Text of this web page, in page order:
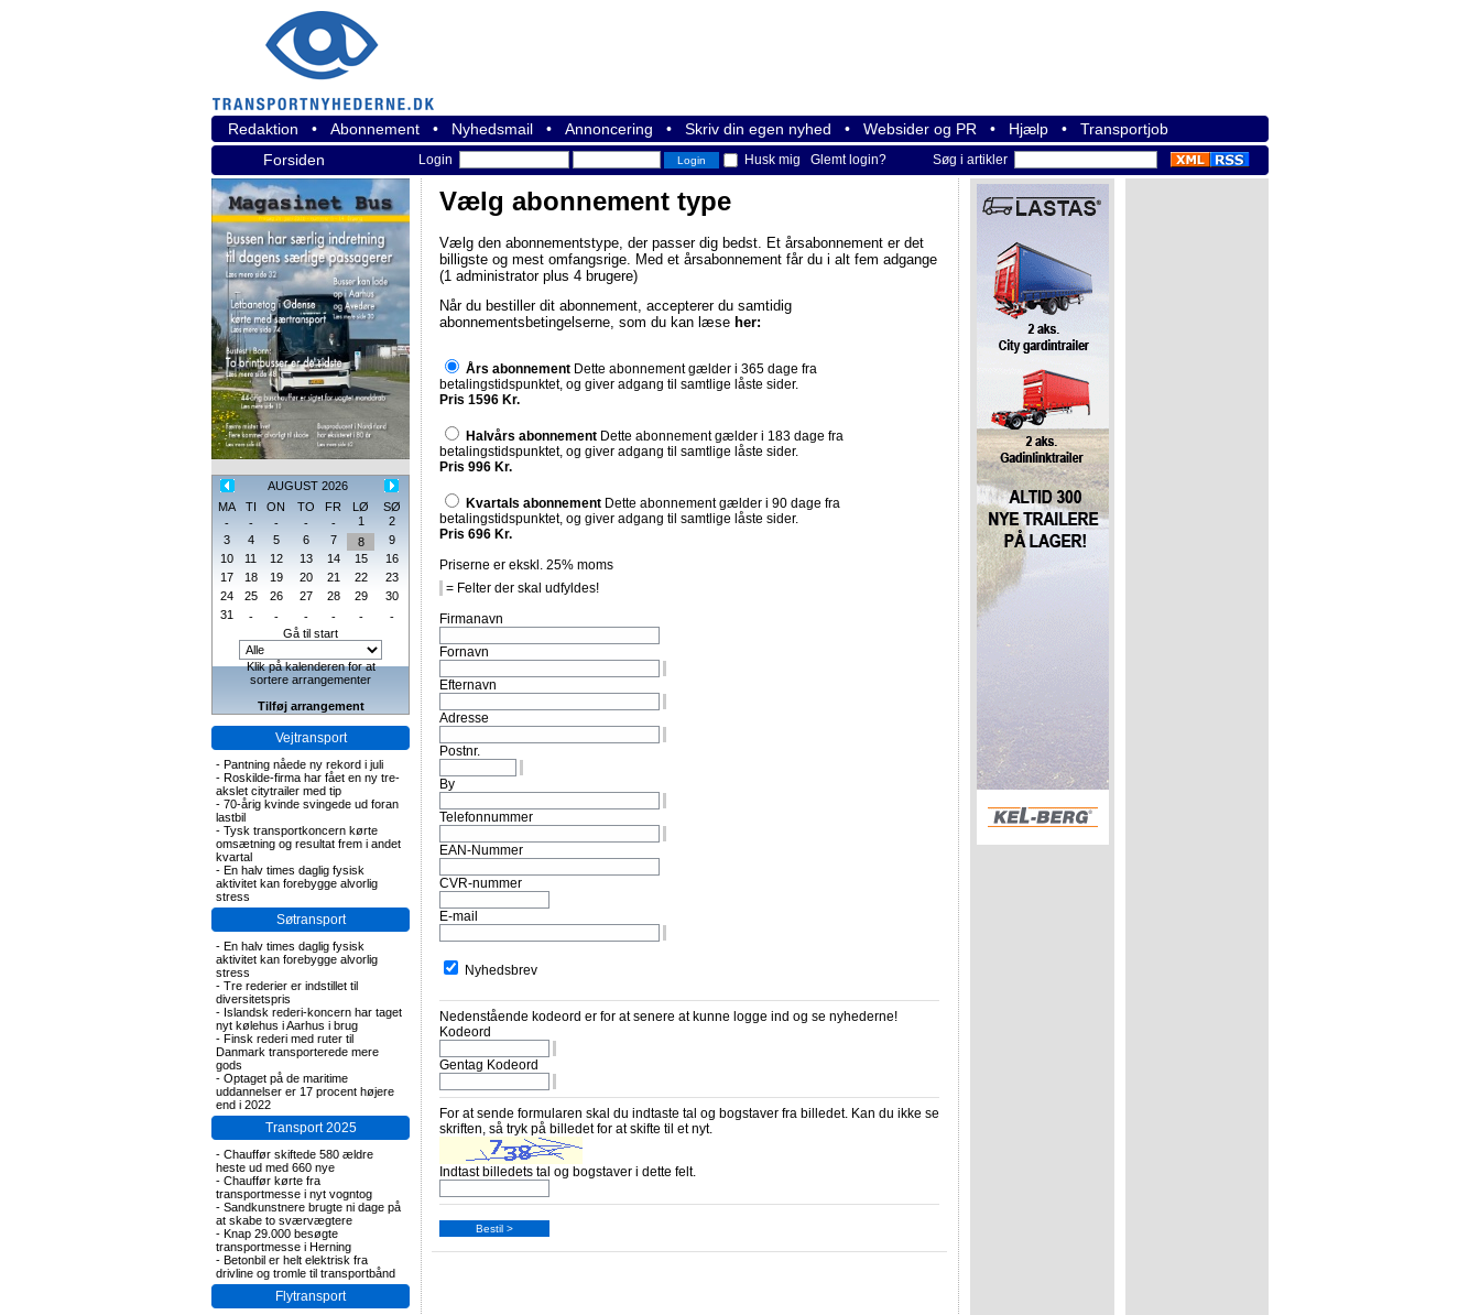
Redaktion • Abonnement • Nyhedsmail • Annoncering • Skriv din egen nyhed • Websider og PR • Hjælp • Transportjob
Forsiden
Login Husk mig Glemt login? Søg i artikler
AUGUST 2026
MA
TI ON TO FR LØ
SØ
-
- - - - 1
2
3
4 5 6 7 8
9
10
11 12 13 14 15
16
17
18 19 20 21 22
23
24
25 26 27 28 29
30
31
- - - - -
-
Gå til start
Klik på kalenderen for at
sortere arrangementer
Tilføj arrangement
Vejtransport
- Pantning nåede ny rekord i juli
- Roskilde-firma har fået en ny tre-
akslet citytrailer med tip
- 70-årig kvinde svingede ud foran
lastbil
- Tysk transportkoncern kørte
omsætning og resultat frem i andet
kvartal
- En halv times daglig fysisk
aktivitet kan forebygge alvorlig
stress
Søtransport
- En halv times daglig fysisk
aktivitet kan forebygge alvorlig
stress
- Tre rederier er indstillet til
diversitetspris
- Islandsk rederi-koncern har taget
nyt kølehus i Aarhus i brug
- Finsk rederi med ruter til
Danmark transporterede mere
gods
- Optaget på de maritime
uddannelser er 17 procent højere
end i 2022
Transport 2025
- Chauffør skiftede 580 ældre
heste ud med 660 nye
- Chauffør kørte fra
transportmesse i nyt vogntog
- Sandkunstnere brugte ni dage på
at skabe to sværvægtere
- Knap 29.000 besøgte
transportmesse i Herning
- Betonbil er helt elektrisk fra
drivline og tromle til transportbånd
Flytransport
Vælg abonnement type
Vælg den abonnementstype, der passer dig bedst. Et årsabonnement er det
billigste og mest omfangsrige. Med et årsabonnement får du i alt fem adgange
(1 administrator plus 4 brugere)
Når du bestiller dit abonnement, accepterer du samtidig
abonnementsbetingelserne, som du kan læse her:
Års abonnement Dette abonnement gælder i 365 dage fra
betalingstidspunktet, og giver adgang til samtlige låste sider.
Pris 1596 Kr.
Halvårs abonnement Dette abonnement gælder i 183 dage fra
betalingstidspunktet, og giver adgang til samtlige låste sider.
Pris 996 Kr.
Kvartals abonnement Dette abonnement gælder i 90 dage fra
betalingstidspunktet, og giver adgang til samtlige låste sider.
Pris 696 Kr.
Priserne er ekskl. 25% moms
= Felter der skal udfyldes!
Firmanavn
Fornavn
Efternavn
Adresse
Postnr.
By
Telefonnummer
EAN-Nummer
CVR-nummer
E-mail
Nyhedsbrev
Nedenstående kodeord er for at senere at kunne logge ind og se nyhederne!
Kodeord
Gentag Kodeord
For at sende formularen skal du indtaste tal og bogstaver fra billedet. Kan du ikke se
skriften, så tryk på billedet for at skifte til et nyt.
Indtast billedets tal og bogstaver i dette felt.